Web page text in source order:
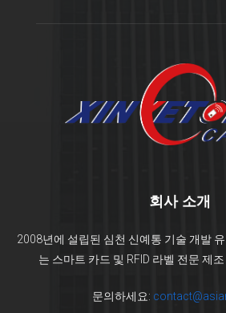
회사 소개
2008년에 설립된 심천 신예통 기술 개발
는 스마트 카드 및 RFID 라벨 전문 제
문의하세요: